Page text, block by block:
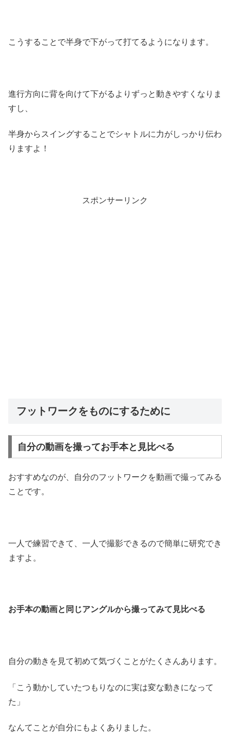
こうすることで半身で下がって打てるようになります。
進行方向に背を向けて下がるよりずっと動きやすくなりま
すし、
半身からスイングすることでシャトルに力がしっかり伝わ
りますよ！
スポンサーリンク
フットワークをものにするために
自分の動画を撮ってお手本と見比べる
おすすめなのが、自分のフットワークを動画で撮ってみる
ことです。
一人で練習できて、一人で撮影できるので簡単に研究でき
ますよ。
お手本の動画と同じアングルから撮ってみて見比べる
自分の動きを見て初めて気づくことがたくさんあります。
「こう動かしていたつもりなのに実は変な動きになって
た」
なんてことが自分にもよくありました。